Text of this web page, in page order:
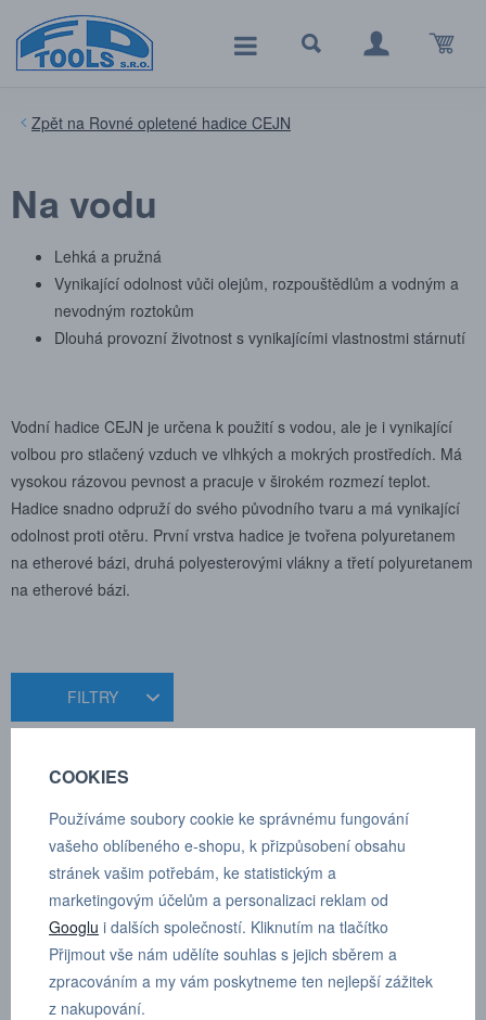
Rovné opletené hadice CEJN
Na vodu
Lehká a pružná
Vynikající odolnost vůči olejům, rozpouštědlům a vodným a
nevodným roztokům
Dlouhá provozní životnost s vynikajícími vlastnostmi stárnutí
Vodní hadice CEJN je určena k použití s vodou, ale je i vynikající
volbou pro stlačený vzduch ve vlhkých a mokrých prostředích. Má
vysokou rázovou pevnost a pracuje v širokém rozmezí teplot.
Hadice snadno odpruží do svého původního tvaru a má vynikající
odolnost proti otěru. První vrstva hadice je tvořena polyuretanem
na etherové bázi, druhá polyesterovými vlákny a třetí polyuretanem
na etherové bázi.
FILTRY
Seřadit
Produkty pouze skladem 2 produkty
COOKIES
Používáme soubory cookie ke správnému fungování
vašeho oblíbeného e-shopu, k přizpůsobení obsahu
stránek vašim potřebám, ke statistickým a
marketingovým účelům a personalizaci reklam od
Googlu i dalších společností. Kliknutím na tlačítko
Přijmout vše nám udělíte souhlas s jejich sběrem a
zpracováním a my vám poskytneme ten nejlepší zážitek
z nakupování.